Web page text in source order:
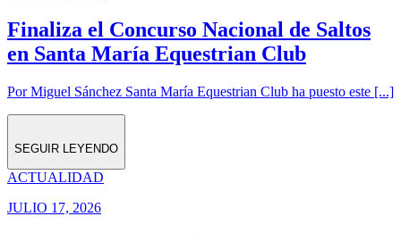
Finaliza el Concurso Nacional de Saltos
en Santa María Equestrian Club
Por Miguel Sánchez Santa María Equestrian Club ha puesto este [...]
SEGUIR LEYENDO
ACTUALIDAD
JULIO 17, 2026